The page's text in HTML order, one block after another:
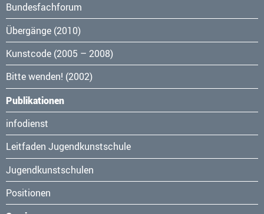
Bundesfachforum
Übergänge (2010)
Kunstcode (2005 – 2008)
Bitte wenden! (2002)
Publikationen
Navigation
überspringen
infodienst
Leitfaden Jugendkunstschule
Jugendkunstschulen
Positionen